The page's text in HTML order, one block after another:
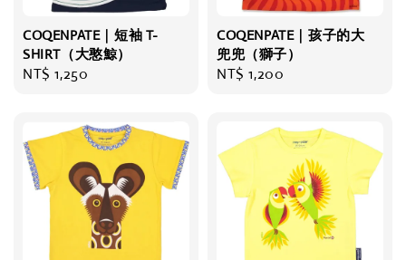
COQENPATE｜短袖 T-
SHIRT（大憨鯨）
Regular
NT$ 1,250
COQENPATE｜孩子的大
兜兜（獅子）
Regular
NT$ 1,200